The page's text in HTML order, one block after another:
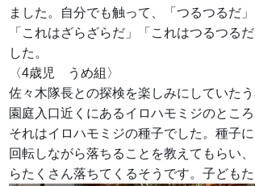
ました。自分でも触って、「つるつるだ
「これはざらざらだ」「これはつるつる
した。
〈4歳児 うめ組〉
佐々木隊長との探検を楽しみにしていたう
園庭入口近くにあるイロハモミジのとこ
それはイロハモミジの種子でした。種子
回転しながら落ちることを教えてもらい
らたくさん落ちてくるそうです。子ども